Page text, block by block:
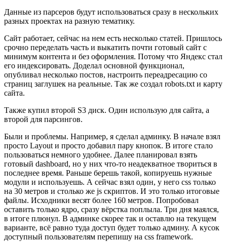
Данные из парсеров будут использоваться сразу в нескольких
разных проектах на разную тематику.
Сайт работает, сейчас на нем есть несколько статей. Пришлось
срочно переделать часть и выкатить почти готовый сайт с
минимум контента и без оформления. Потому что Яндекс стал
его индексировать. Доделал основной функционал,
опубливал несколько постов, настроить переадресацию со
страниц заглушек на реальные. Так же создал robots.txt и карту
сайта.
Также купил второй S3 диск. Один использую для сайта, а
второй для парсингов.
Были и проблемы. Например, я сделал админку. В начале взял
просто Layout и просто добавил пару кнопок. В итоге стало
пользоваться немного удобнее. Далее планировал взять
готовый dashboard, но у них что-то неадекватное твориться в
последнее время. Раньше берешь такой, копируешь нужные
модули и используешь. А сейчас взял один, у него css только
на 30 метров и столько же js скриптов. И это только итоговые
файлы. Исходники весят более 160 метров. Попробовал
оставить только ядро, сразу вёрстка поплыла. Три дня маялся,
в итоге плюнул. В админке скорее так и оставлю на текущем
варианте, всё равно туда доступ будет только админу. А кусок
доступный пользователям перепишу на css framework.